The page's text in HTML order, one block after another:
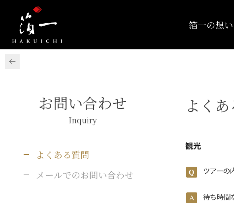
箔一の想い
お問い合わせ
Inquiry
よくある質問
メールでのお問い合わせ
よく
観光
ツアー
待ち時間